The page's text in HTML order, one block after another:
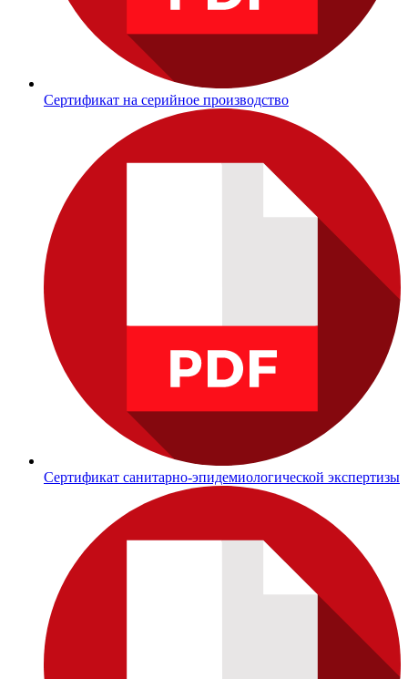
Сертификат на серийное производство
Сертификат санитарно-эпидемиологической экспертизы